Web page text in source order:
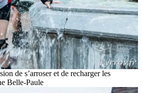
de s’arroser et de recharger les
Belle-Paule